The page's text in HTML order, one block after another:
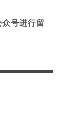
号进行留